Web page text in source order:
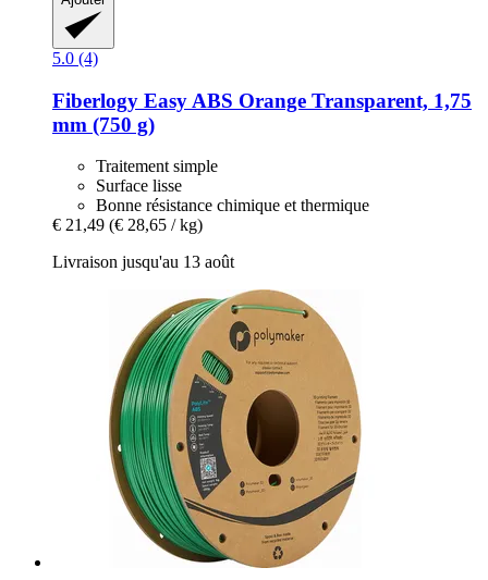
5.0 (4)
Fiberlogy Easy ABS Orange Transparent, 1,75
mm (750 g)
Traitement simple
Surface lisse
Bonne résistance chimique et thermique
€ 21,49 (€ 28,65 / kg)
Livraison jusqu'au 13 août